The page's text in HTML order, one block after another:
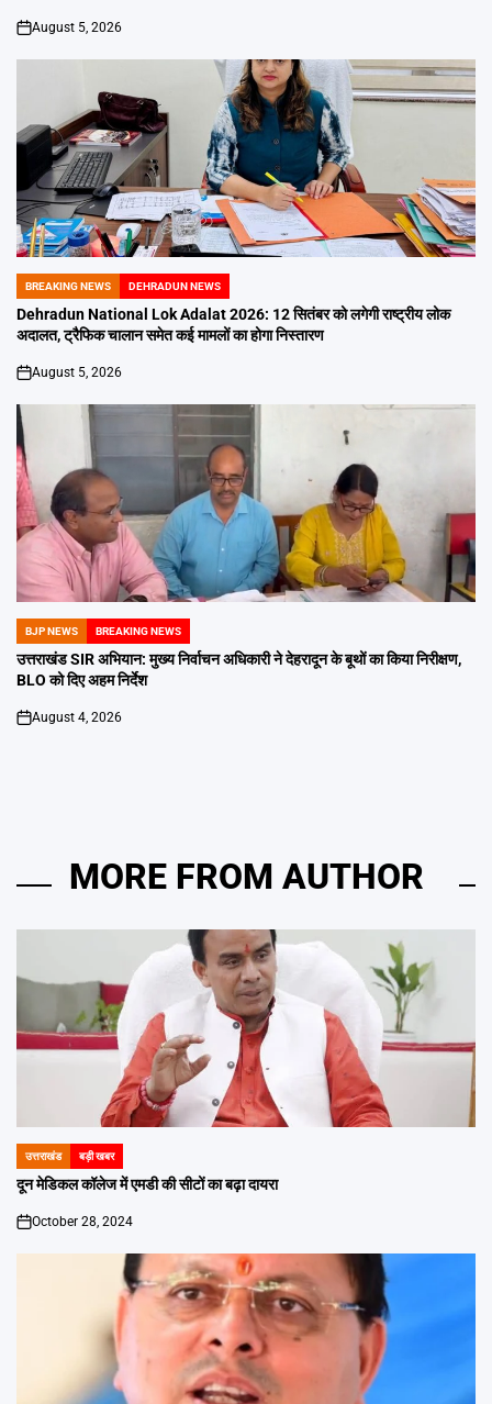
on
August 5, 2026
POSTED
IN
BREAKING NEWS DEHRADUN NEWS
Dehradun National Lok Adalat 2026: 12 सितंबर को लगेगी राष्ट्रीय लोक
अदालत, ट्रैफिक चालान समेत कई मामलों का होगा निस्तारण
on
August 5, 2026
POSTED
IN
BJP NEWS BREAKING NEWS
उत्तराखंड SIR अभियान: मुख्य निर्वाचन अधिकारी ने देहरादून के बूथों का किया निरीक्षण,
BLO को दिए अहम निर्देश
on
August 4, 2026
MORE FROM AUTHOR
POSTED
IN
उत्तराखंड बड़ी खबर
दून मेडिकल कॉलेज में एमडी की सीटों का बढ़ा दायरा
on
October 28, 2024